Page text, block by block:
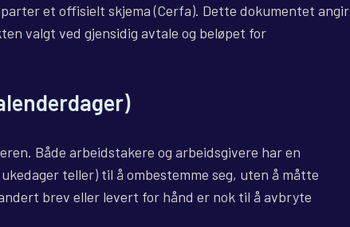
et offisielt skjema (Cerfa). Dette dokumentet angir
valgt ved gjensidig avtale og beløpet for
Både arbeidstakere og arbeidsgivere har en
teller) til å ombestemme seg, uten å måtte
brev eller levert for hånd er nok til å avbryte